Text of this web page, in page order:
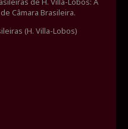
Câmara Brasileira.
(H. Villa-Lobos)